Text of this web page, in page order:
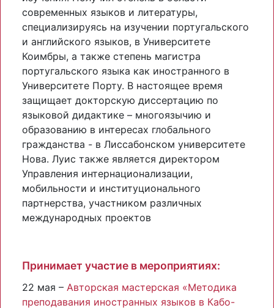
современных языков и литературы,
специализируясь на изучении португальского
и английского языков, в Университете
Коимбры, а также степень магистра
португальского языка как иностранного в
Университете Порту. В настоящее время
защищает докторскую диссертацию по
языковой дидактике – многоязычию и
образованию в интересах глобального
гражданства - в Лиссабонском университете
Нова. Луис также является директором
Управления интернационализации,
мобильности и институционального
партнерства, участником различных
международных проектов
Принимает участие в мероприятиях:
22 мая – Авторская мастерская «Методика
преподавания иностранных языков в Кабо-